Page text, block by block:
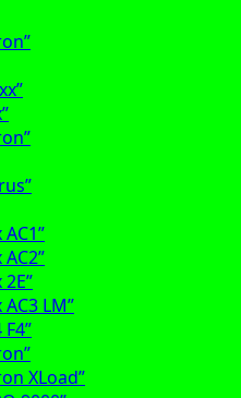
AC3 LM”
F4”
XLoad”